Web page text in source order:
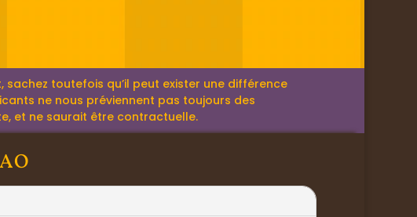
toutefois qu’il peut exister une différence
ne nous préviennent pas toujours des
et ne saurait être contractuelle.